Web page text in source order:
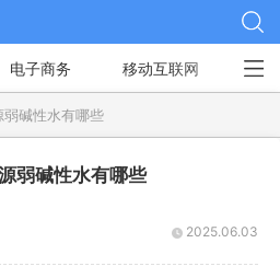
电子商务 移动互联网 社
弱碱性水有哪些
弱碱性水有哪些
2025.06.03